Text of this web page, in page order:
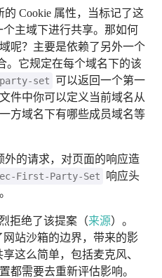
的 Cookie 属性，当标记了这
个主域下进行共享。那如何
呢？主要是依赖了另外一个
。它规定在每个域名下的该
set
可以返回一个第一
件中你可以定义当前域名从
方域名下有哪些成员域名等
外的请求，对页面的响应造
First-Party-Set
响应头
拒绝了该提案（来源）。
站沙箱的边界，带来的影
这么简单，包括麦克风、
都需要去重新评估影响。